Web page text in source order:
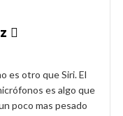

es otro que Siri. El
es algo que
poco mas pesado